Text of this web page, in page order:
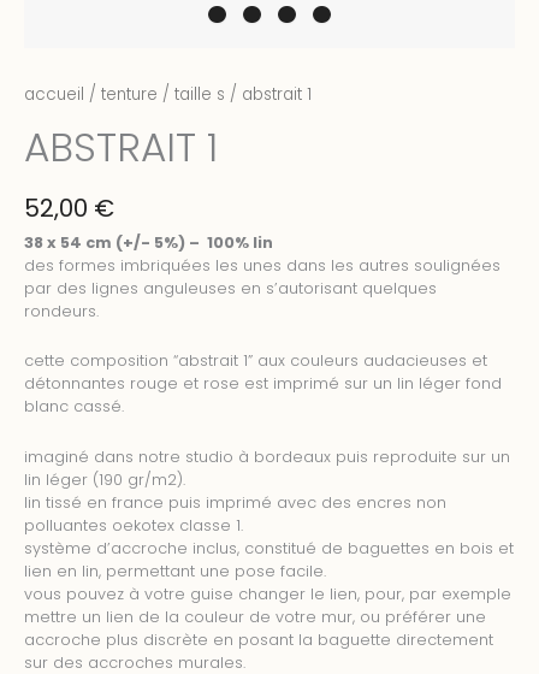
accueil / tenture / taille s / abstrait 1
ABSTRAIT 1
52,00 €
38 x 54 cm (+/- 5%) – 100% lin
des formes imbriquées les unes dans les autres soulignées
par des lignes anguleuses en s’autorisant quelques
rondeurs.
cette composition “abstrait 1” aux couleurs audacieuses et
détonnantes rouge et rose est imprimé sur un lin léger fond
blanc cassé.
imaginé dans notre studio à bordeaux puis reproduite sur un
lin léger (190 gr/m2).
lin tissé en france puis imprimé avec des encres non
polluantes oekotex classe 1.
système d’accroche inclus, constitué de baguettes en bois et
lien en lin, permettant une pose facile.
vous pouvez à votre guise changer le lien, pour, par exemple
mettre un lien de la couleur de votre mur, ou préférer une
accroche plus discrète en posant la baguette directement
sur des accroches murales.